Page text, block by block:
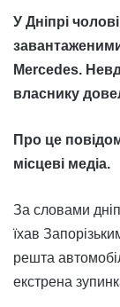
У Дніпрі
Mercedes.
власнику
Про це
місцеві медіа.
За словами
їхав
решта
екстрена